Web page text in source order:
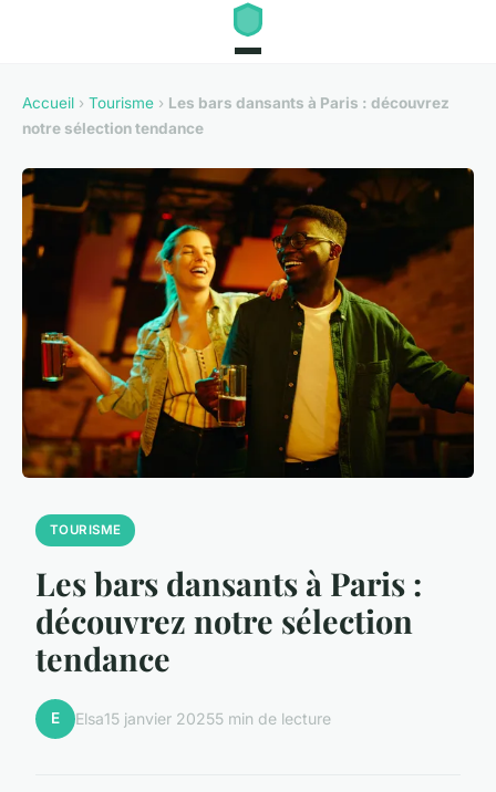
Accueil › Tourisme › Les bars dansants à Paris : découvrez
notre sélection tendance
TOURISME
Les bars dansants à Paris :
découvrez notre sélection
tendance
E Elsa15 janvier 20255 min de lecture